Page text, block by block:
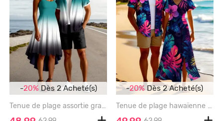
-20% Dès 2 Acheté(s)
Tenue de plage assortie grande taille à imprimé colorblock ombré pour couples - GREEN
-20%Dès 2 Acheté(s)
Tenue de plage hawaïenne assortie grande taille à imprimé feuilles tropicales et fleurs d'hibiscus pour couples - SKY BLUE